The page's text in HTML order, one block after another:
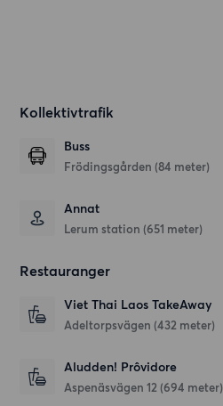
Kollektivtrafik
Buss
Frödingsgården (84 meter)
Annat
Lerum station (651 meter)
Restauranger
Viet Thai Laos TakeAway
Adeltorpsvägen (432 meter)
Aludden! Prôvidore
Aspenäsvägen 12 (694 meter)